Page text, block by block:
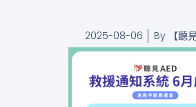
2025-08-06 By【聽見